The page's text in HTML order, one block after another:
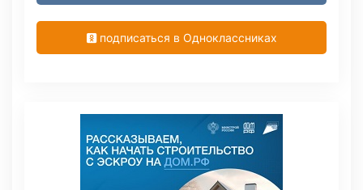
подписаться в Одноклассниках